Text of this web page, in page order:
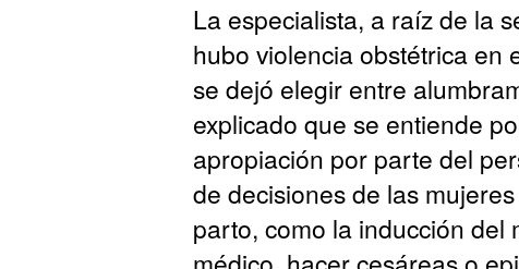
La especialista, a raíz de la
hubo violencia obstétrica en
se dejó elegir entre
explicado que se entiende
apropiación por parte del
de decisiones de las
parto, como la inducción del